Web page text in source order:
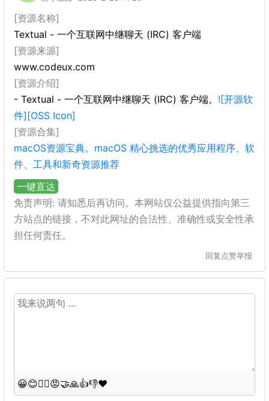
[资源名称]
Textual - 一个互联网中继聊天 (IRC) 客户端
[资源来源]
www.codeux.com
[资源介绍]
- Textual - 一个互联网中继聊天 (IRC) 客户端。 ![开源软
件][OSS Icon]
[资源合集]
macOS资源宝典。macOS 精心挑选的优秀应用程序、软
件、工具和新奇资源推荐
一键直达
免责声明: 请知悉后再访问。本网站仅公益提供指向第三
方站点的链接，不对此网址的合法性、准确性或安全性承
担任何责任。
回复 点赞举报
😀😊😵‍💫😡🤝🙏👍👎❤️